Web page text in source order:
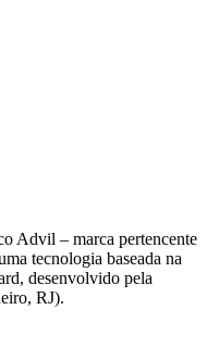
Advil – marca pertencente
tecnologia baseada na
desenvolvido pela
RJ).